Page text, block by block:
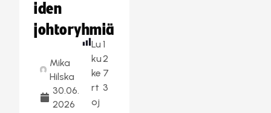
iden
johtoryhmiä
Mika
Hilska
30.06.
2026
Lu
ku
ke
rt
oj
1
2
7
3